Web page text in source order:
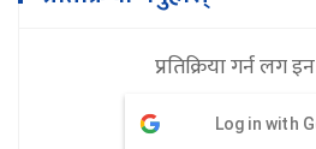
प्रतिक्रिया गर्न लग
Log in with